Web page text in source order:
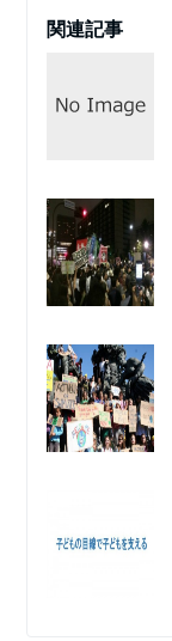
関連記事